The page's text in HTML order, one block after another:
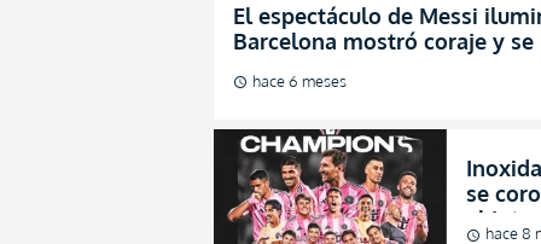
El espectáculo de Messi
Barcelona mostró coraje y
schedule hace 6 meses
se
el
schedule hace 8